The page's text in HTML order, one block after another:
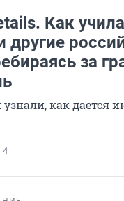
Как
другие
за
как дается
4